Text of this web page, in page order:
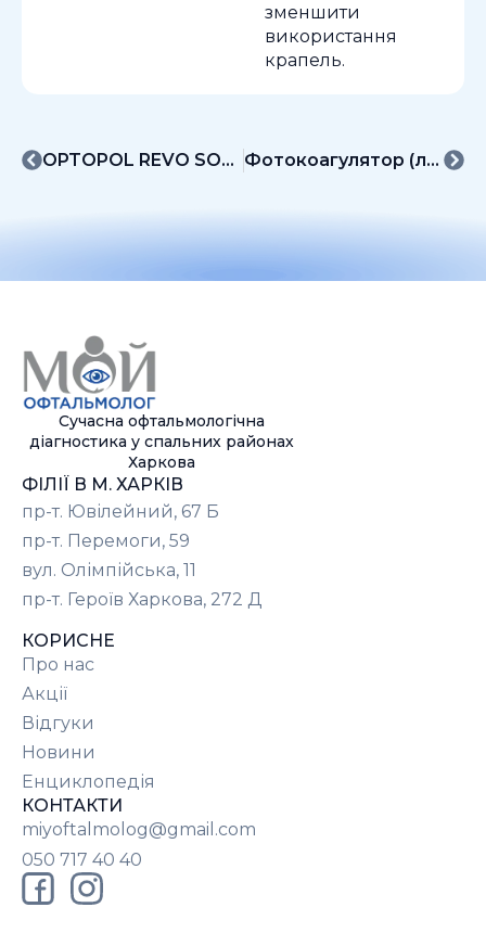
зменшити
використання
крапель.
OPTOPOL REVO SOCT Copernicus — багатофункціональна діагностична система Фотокоагулятор (лазер) Norlase LEAF
Сучасна офтальмологічна
діагностика у спальних районах
Харкова
ФІЛІЇ В М. ХАРКІВ
пр-т. Ювілейний, 67 Б
пр-т. Перемоги, 59
вул. Олімпійська, 11
пр-т. Героїв Харкова, 272 Д
КОРИСНЕ
Про нас
Акції
Відгуки
Новини
Енциклопедія
КОНТАКТИ
miyoftalmolog@gmail.com
050 717 40 40